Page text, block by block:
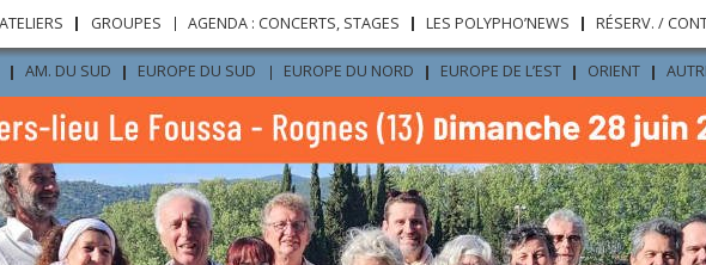
Aller au
principal
ATELIERS GROUPES AGENDA : CONCERTS, STAGES LES POLYPHO’NEWS RÉSERV. /
AM. DU SUD EUROPE DU SUD EUROPE DU NORD EUROPE DE L’EST ORIENT